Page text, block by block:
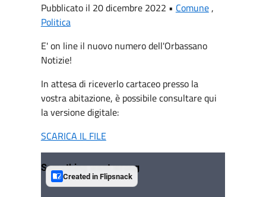
Pubblicato il 20 dicembre 2022 • Comune,
Politica
E' on line il nuovo numero dell'Orbassano
Notizie!
In attesa di riceverlo cartaceo presso la
vostra abitazione, è possibile consultare qui
la versione digitale:
SCARICA IL FILE